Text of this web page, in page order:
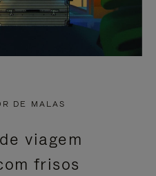
DE MALAS
viagem
frisos